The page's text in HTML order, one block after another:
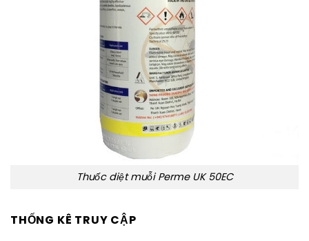
Thuốc diệt muỗi Perme UK 50EC
THỐNG KÊ TRUY CẬP